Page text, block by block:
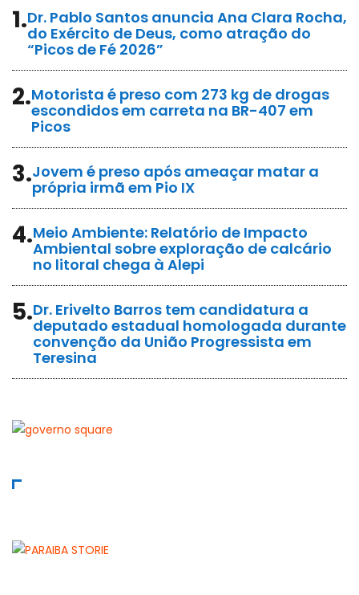
1.Dr. Pablo Santos anuncia Ana Clara Rocha,
do Exército de Deus, como atração do
“Picos de Fé 2026”
2.Motorista é preso com 273 kg de drogas
escondidos em carreta na BR-407 em
Picos
3.Jovem é preso após ameaçar matar a
própria irmã em Pio IX
4.Meio Ambiente: Relatório de Impacto
Ambiental sobre exploração de calcário
no litoral chega à Alepi
5.Dr. Erivelto Barros tem candidatura a
deputado estadual homologada durante
convenção da União Progressista em
Teresina